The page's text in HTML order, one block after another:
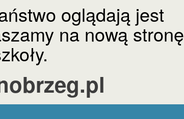
oglądają jest
na nową stronę